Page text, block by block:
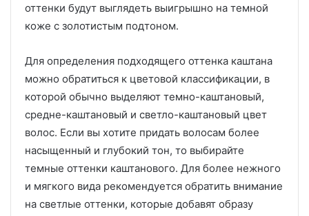
оттенки будут выглядеть выигрышно на темной
коже с золотистым подтоном.
Для определения подходящего оттенка каштана
можно обратиться к цветовой классификации, в
которой обычно выделяют темно-каштановый,
средне-каштановый и светло-каштановый цвет
волос. Если вы хотите придать волосам более
насыщенный и глубокий тон, то выбирайте
темные оттенки каштанового. Для более нежного
и мягкого вида рекомендуется обратить внимание
на светлые оттенки, которые добавят образу